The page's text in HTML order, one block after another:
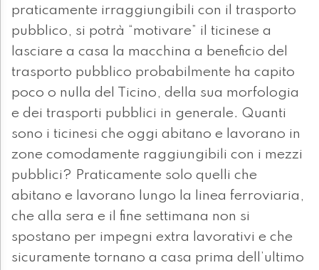
praticamente irraggiungibili con il trasporto
pubblico, si potrà “motivare” il ticinese a
lasciare a casa la macchina a beneficio del
trasporto pubblico probabilmente ha capito
poco o nulla del Ticino, della sua morfologia
e dei trasporti pubblici in generale. Quanti
sono i ticinesi che oggi abitano e lavorano in
zone comodamente raggiungibili con i mezzi
pubblici? Praticamente solo quelli che
abitano e lavorano lungo la linea ferroviaria,
che alla sera e il fine settimana non si
spostano per impegni extra lavorativi e che
sicuramente tornano a casa prima dell’ultimo